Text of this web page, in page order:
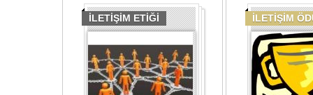
İLETİŞİM ETİĞİ İLETİŞİM